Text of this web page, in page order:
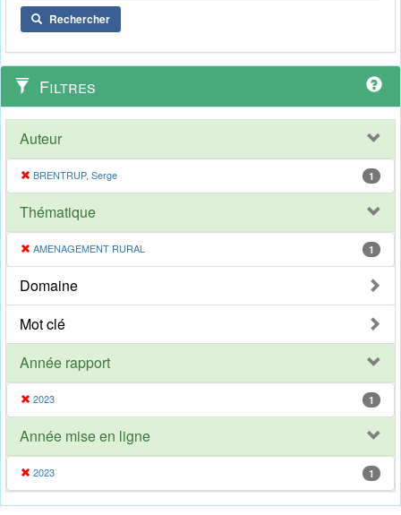
Rechercher
Filtres
Auteur
BRENTRUP, Serge 1
Thématique
AMENAGEMENT RURAL 1
Domaine
Mot clé
Année rapport
2023 1
Année mise en ligne
2023 1